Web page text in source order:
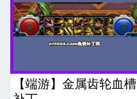
【端游】金属齿轮血槽